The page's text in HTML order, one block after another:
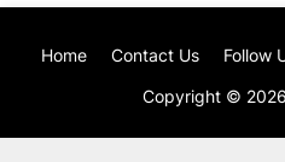
Copyright © 2026
Home Contact Us Follow